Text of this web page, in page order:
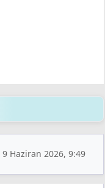
9 Haziran 2026, 9:49